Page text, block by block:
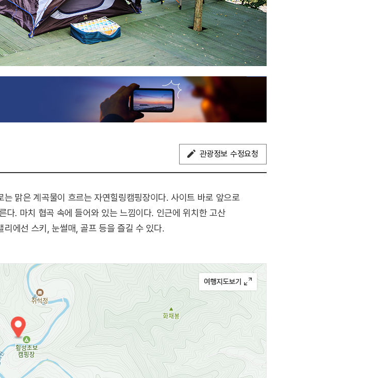
관광정보 수정요청
맑은 계곡물이 흐르는 자연힐링캠핑장이다. 사이트 바로 앞으로
다. 마치 협곡 속에 들어와 있는 느낌이다. 인근에 위치한 고산
에선 스키, 눈썰매, 골프 등을 즐길 수 있다.